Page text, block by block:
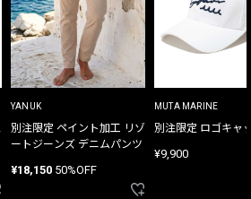
YANUK
別注限定 ペイント加工 リゾ
ートジーンズ デニムパンツ
¥18,150 50%OFF
MUTA MARINE
別注限定 ロゴキャ
¥9,900